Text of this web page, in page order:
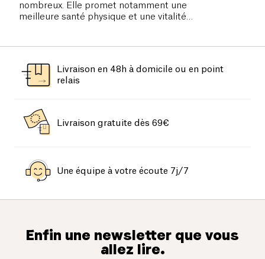
nombreux. Elle promet notamment une
meilleure santé physique et une vitalité
Livraison en 48h à domicile ou en point
relais
Livraison gratuite dès 69€
Une équipe à votre écoute 7j/7
Enfin une newsletter que vous
allez lire.